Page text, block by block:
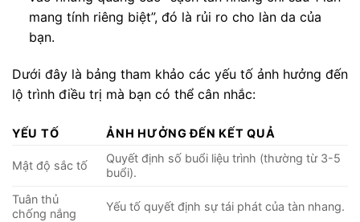
mang tính riêng biệt”, đó là rủi ro cho làn da của
bạn.
Dưới đây là bảng tham khảo các yếu tố ảnh hưởng đến
lộ trình điều trị mà bạn có thể cân nhắc:
YẾU TỐ ẢNH HƯỞNG ĐẾN KẾT QUẢ
Mật độ sắc tố
Quyết định số buổi liệu trình (thường từ 3-5
buổi).
Tuân thủ
chống nắng
Yếu tố quyết định sự tái phát của tàn nhang.